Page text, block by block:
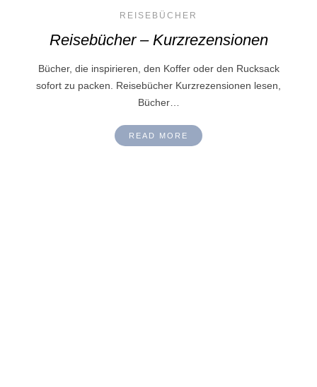
REISEBÜCHER
Reisebücher – Kurzrezensionen
Bücher, die inspirieren, den Koffer oder den Rucksack
sofort zu packen. Reisebücher Kurzrezensionen lesen,
Bücher…
READ MORE